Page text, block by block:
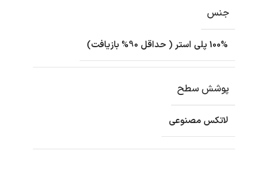
جنس
100% پلی استر ( حداقل 90% بازیافت)
پوشش سطح
لاتکس مصنوعی